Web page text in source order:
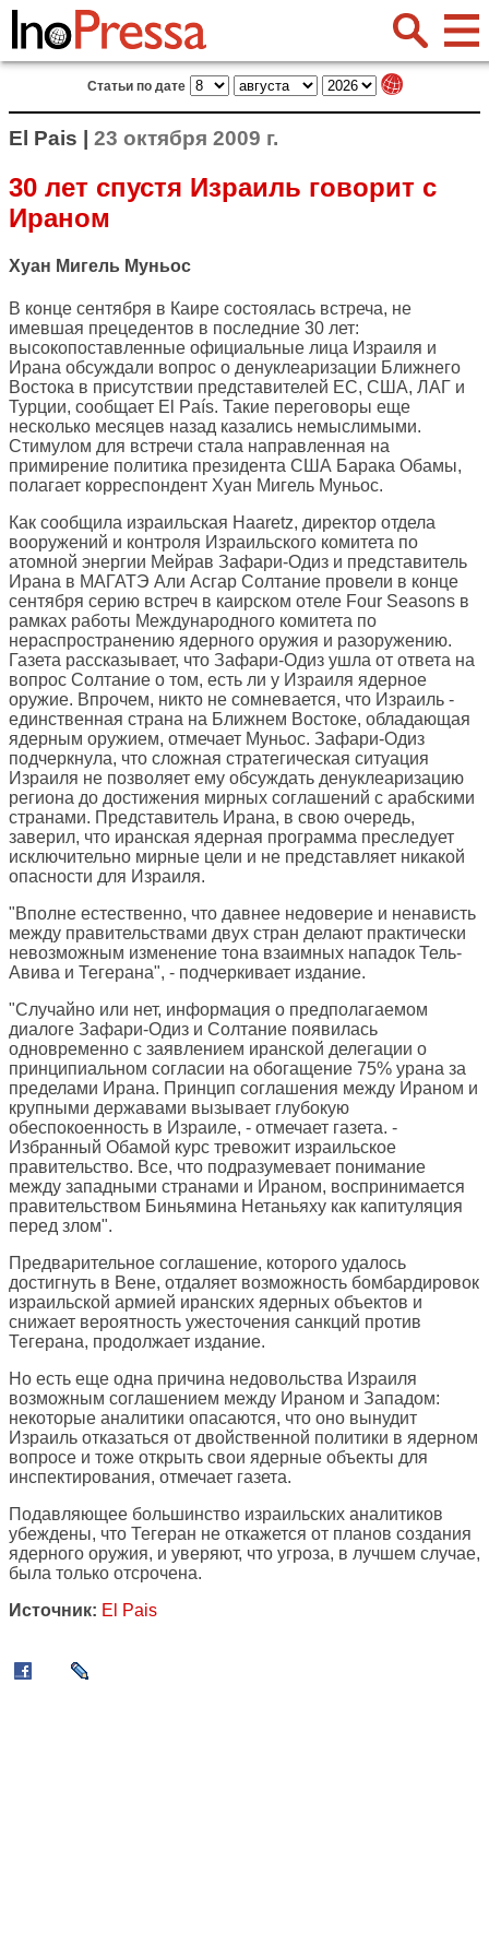
Статьи по дате
El Pais | 23 октября 2009 г.
30 лет спустя Израиль говорит с
Ираном
Хуан Мигель Муньос
В конце сентября в Каире состоялась встреча, не
имевшая прецедентов в последние 30 лет:
высокопоставленные официальные лица Израиля и
Ирана обсуждали вопрос о денуклеаризации Ближнего
Востока в присутствии представителей ЕС, США, ЛАГ и
Турции, сообщает El País. Такие переговоры еще
несколько месяцев назад казались немыслимыми.
Стимулом для встречи стала направленная на
примирение политика президента США Барака Обамы,
полагает корреспондент Хуан Мигель Муньос.
Как сообщила израильская Haaretz, директор отдела
вооружений и контроля Израильского комитета по
атомной энергии Мейрав Зафари-Одиз и представитель
Ирана в МАГАТЭ Али Асгар Солтание провели в конце
сентября серию встреч в каирском отеле Four Seasons в
рамках работы Международного комитета по
нераспространению ядерного оружия и разоружению.
Газета рассказывает, что Зафари-Одиз ушла от ответа на
вопрос Солтание о том, есть ли у Израиля ядерное
оружие. Впрочем, никто не сомневается, что Израиль -
единственная страна на Ближнем Востоке, обладающая
ядерным оружием, отмечает Муньос. Зафари-Одиз
подчеркнула, что сложная стратегическая ситуация
Израиля не позволяет ему обсуждать денуклеаризацию
региона до достижения мирных соглашений с арабскими
странами. Представитель Ирана, в свою очередь,
заверил, что иранская ядерная программа преследует
исключительно мирные цели и не представляет никакой
опасности для Израиля.
"Вполне естественно, что давнее недоверие и ненависть
между правительствами двух стран делают практически
невозможным изменение тона взаимных нападок Тель-
Авива и Тегерана", - подчеркивает издание.
"Случайно или нет, информация о предполагаемом
диалоге Зафари-Одиз и Солтание появилась
одновременно с заявлением иранской делегации о
принципиальном согласии на обогащение 75% урана за
пределами Ирана. Принцип соглашения между Ираном и
крупными державами вызывает глубокую
обеспокоенность в Израиле, - отмечает газета. -
Избранный Обамой курс тревожит израильское
правительство. Все, что подразумевает понимание
между западными странами и Ираном, воспринимается
правительством Биньямина Нетаньяху как капитуляция
перед злом".
Предварительное соглашение, которого удалось
достигнуть в Вене, отдаляет возможность бомбардировок
израильской армией иранских ядерных объектов и
снижает вероятность ужесточения санкций против
Тегерана, продолжает издание.
Но есть еще одна причина недовольства Израиля
возможным соглашением между Ираном и Западом:
некоторые аналитики опасаются, что оно вынудит
Израиль отказаться от двойственной политики в ядерном
вопросе и тоже открыть свои ядерные объекты для
инспектирования, отмечает газета.
Подавляющее большинство израильских аналитиков
убеждены, что Тегеран не откажется от планов создания
ядерного оружия, и уверяют, что угроза, в лучшем случае,
была только отсрочена.
Источник: El Pais